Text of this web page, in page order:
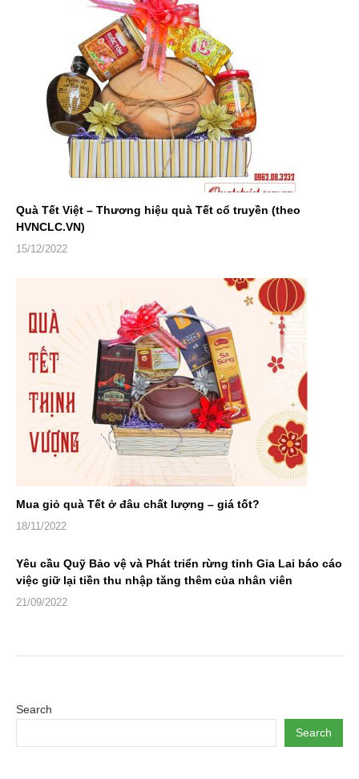
Quà Tết Việt – Thương hiệu quà Tết cổ truyền (theo
HVNCLC.VN)
15/12/2022
Mua giỏ quà Tết ở đâu chất lượng – giá tốt?
18/11/2022
Yêu cầu Quỹ Bảo vệ và Phát triển rừng tỉnh Gia Lai báo cáo
việc giữ lại tiền thu nhập tăng thêm của nhân viên
21/09/2022
Search
Search